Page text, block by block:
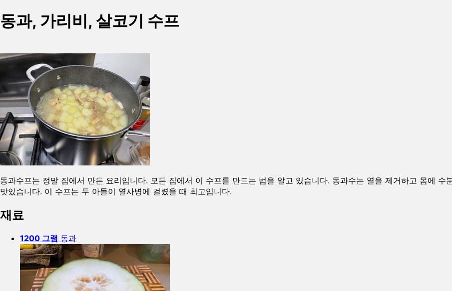
동과, 가리비, 살코기 수프
동과수프는 정말 집에서 만든 요리입니다. 모든 집에서 이 수프를 만드는 법을 알고 있습니다. 동과수는 열을 제거하고 몸에 수
맛있습니다. 이 수프는 두 아들이 열사병에 걸렸을 때 최고입니다.
재료
1200 그램 동과